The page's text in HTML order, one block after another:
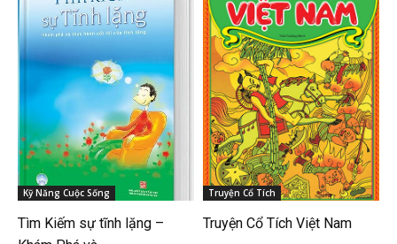
Kỹ Năng Cuộc Sống
Tìm Kiếm sự tĩnh lặng –
Truyện Cổ Tích
Truyện Cổ Tích Việt Nam